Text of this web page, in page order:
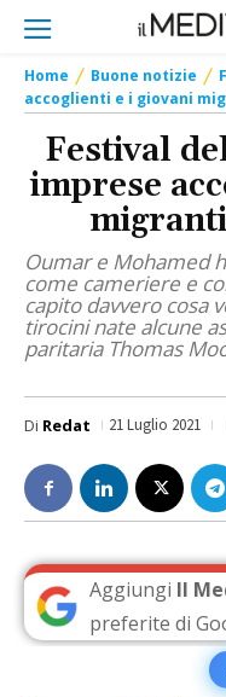
Home Buone notizie
accoglienti e i giovani
Festival
imprese
Oumar e Mohamed
come cameriere e
capito davvero cosa
tirocini nate alcune
paritaria Thomas
Di Redat 21 Luglio 2021
Aggiungi Il
preferite di